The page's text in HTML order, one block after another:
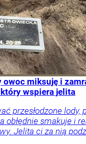
owoc miksuję i
wspiera jelita
przesłodzone lody,
obłędnie smakuje i
Jelita ci za nią